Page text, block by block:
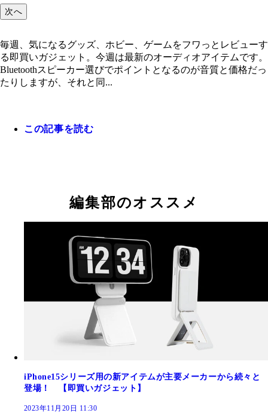
JBL Authentics 300 ハーマンインターナショナル／
6000円
次へ
毎週、気になるグッズ、ホビー、ゲームをフワっとレビューす
る即買いガジェット。今週は最新のオーディオアイテムです。
Bluetoothスピーカー選びでポイントとなるのが音質と価格だっ
たりしますが、それと同...
この記事を読む
編集部のオススメ
iPhone15シリーズ用の新アイテムが主要メーカーから続々と
登場！ 【即買いガジェット】
2023年11月20日 11:30